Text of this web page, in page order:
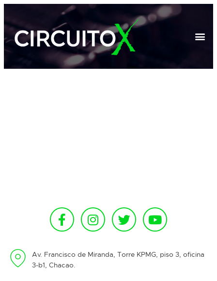
Av. Francisco de Miranda, Torre KPMG, piso 3, oficina
3-b1, Chacao.